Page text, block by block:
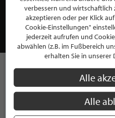
JETZT
verbessern und wirtschaftlich
akzeptieren oder per Klick
Cookie-Einstellungen"
jederzeit aufrufen und
abwählen (z.B. im Fußbereich
erhalten Sie in
Alle
Alle